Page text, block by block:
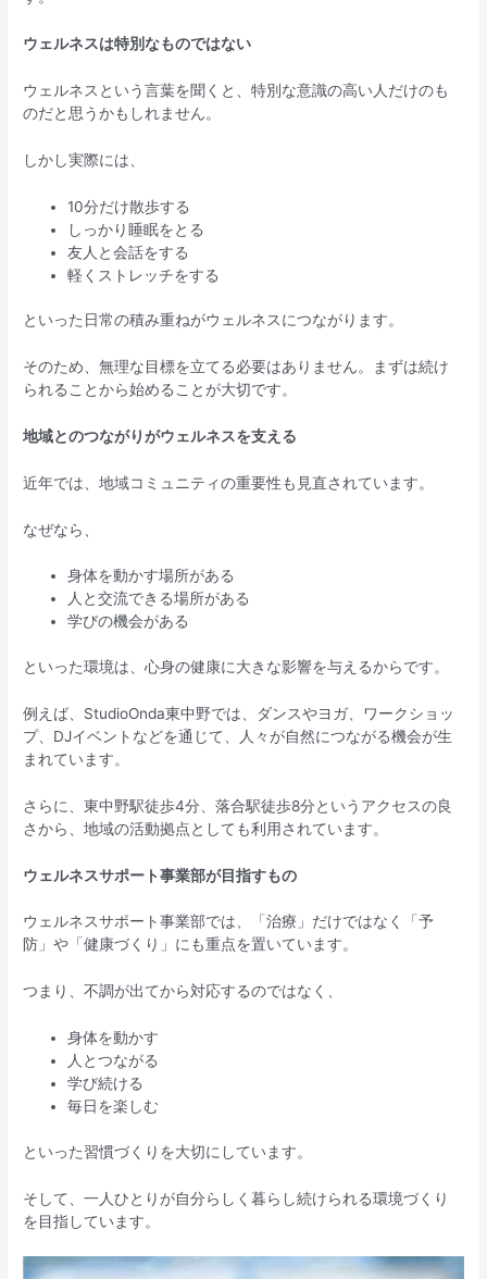
ウェルネスは特別なものではない
ウェルネスという言葉を聞くと、特別な意識の高い人だけのも
のだと思うかもしれません。
しかし実際には、
10分だけ散歩する
しっかり睡眠をとる
友人と会話をする
軽くストレッチをする
といった日常の積み重ねがウェルネスにつながります。
そのため、無理な目標を立てる必要はありません。まずは続け
られることから始めることが大切です。
地域とのつながりがウェルネスを支える
近年では、地域コミュニティの重要性も見直されています。
なぜなら、
身体を動かす場所がある
人と交流できる場所がある
学びの機会がある
といった環境は、心身の健康に大きな影響を与えるからです。
例えば、StudioOnda東中野では、ダンスやヨガ、ワークショッ
プ、DJイベントなどを通じて、人々が自然につながる機会が生
まれています。
さらに、東中野駅徒歩4分、落合駅徒歩8分というアクセスの良
さから、地域の活動拠点としても利用されています。
ウェルネスサポート事業部が目指すもの
ウェルネスサポート事業部では、「治療」だけではなく「予
防」や「健康づくり」にも重点を置いています。
つまり、不調が出てから対応するのではなく、
身体を動かす
人とつながる
学び続ける
毎日を楽しむ
といった習慣づくりを大切にしています。
そして、一人ひとりが自分らしく暮らし続けられる環境づくり
を目指しています。